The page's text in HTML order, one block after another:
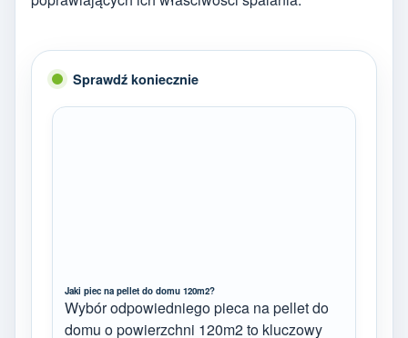
Sprawdź koniecznie
Jaki piec na pellet do domu 120m2?
Wybór odpowiedniego pieca na pellet do
domu o powierzchni 120m2 to kluczowy